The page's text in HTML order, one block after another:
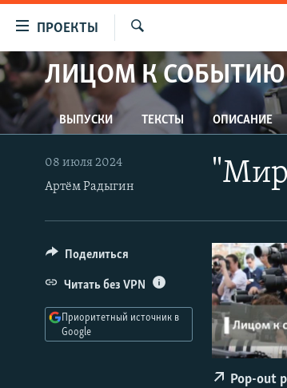
упрощенного
доступа
Вернуться
к
основному
содержанию
Вернутся
навигации
Вернутся
ПРОЕКТЫ
ПРОГРАММЫ
ПОДКАСТЫ
АВТОРСКИЕ ПРОЕКТЫ
ЦИТАТЫ СВОБОДЫ
МНЕНИЯ
КУЛЬТУРА
IDEL.РЕАЛИИ
КАВКАЗ.РЕАЛИИ
СЕВЕР.РЕАЛИИ
СИБИРЬ.РЕАЛИИ
Искать
ЛИЦОМ К СОБЫТИЮ
ВЫПУСКИ ТЕКСТЫ ОПИСАНИЕ
08 июля 2024
Артём Радыгин
Pop-out
Поделиться
Читать без VPN
Приоритетный источник в
Google